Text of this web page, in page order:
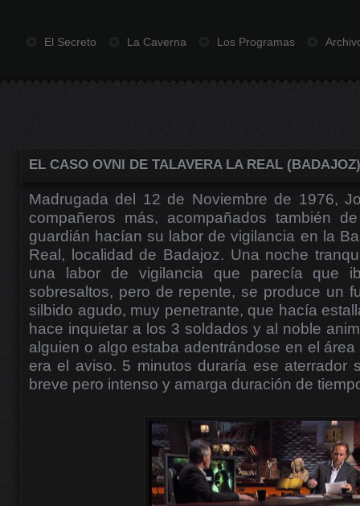
El Secreto La Caverna Los Programas
EL CASO OVNI DE TALAVERA LA REAL (BADAJOZ)
Madrugada del 12 de Noviembre de 1976,
compañeros más, acompañados también
guardián hacían su labor de vigilancia en la
Real, localidad de Badajoz. Una noche
una labor de vigilancia que parecía que
sobresaltos, pero de repente, se produce un
silbido agudo, muy penetrante, que hacía
hace inquietar a los 3 soldados y al noble
alguien o algo estaba adentrándose en el
era el aviso. 5 minutos duraría ese aterrador
breve pero intenso y amarga duración de